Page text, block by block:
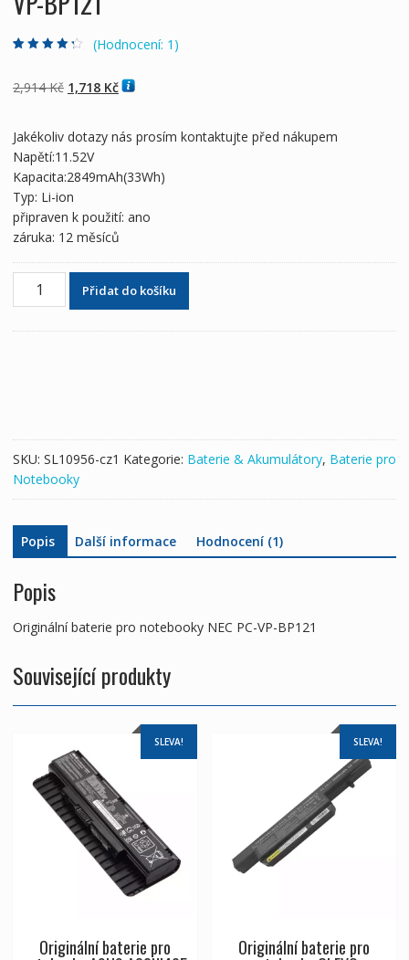
základě
hodnocení
(Hodnocení: 1 )
2,914Kč Původní
2,914 Kč
1,718 KčAktuální
1,718 Kč
Jakékoliv dotazy nás prosím kontaktujte před nákupem
Napětí:11.52V
Kapacita:2849mAh(33Wh)
Typ: Li-ion
připraven k použití: ano
záruka: 12 měsíců
Originální
množství
Přidat do košíku
SKU: SL10956-cz1 Kategorie: Baterie & Akumulátory, Baterie pro
Notebooky
Popis Další informace Hodnocení (1)
Popis
Originální baterie pro notebooky NEC PC-VP-BP121
Související produkty
SLEVA!
Originální baterie pro
SLEVA!
Originální baterie pro